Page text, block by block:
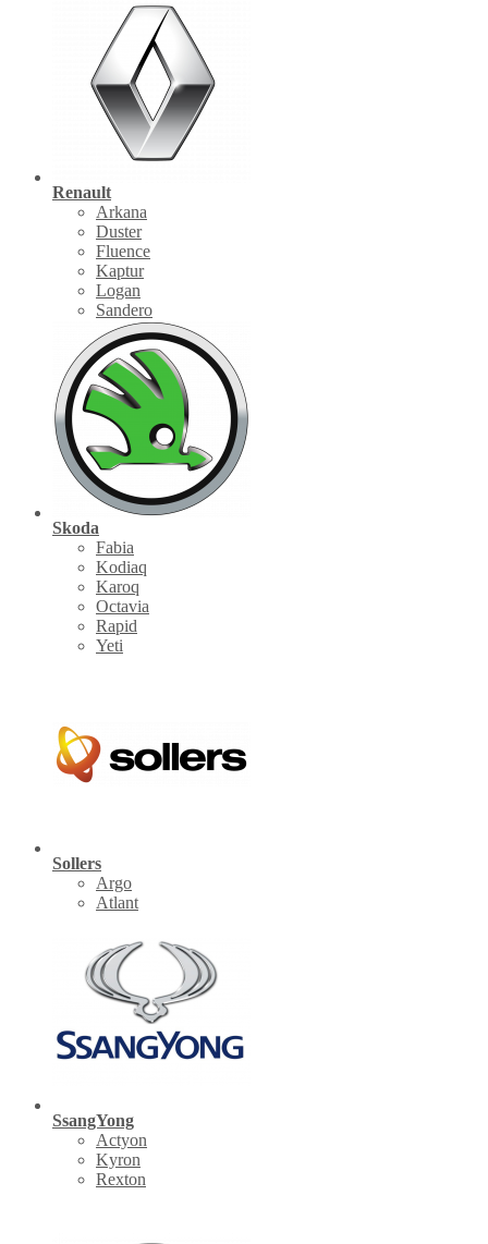
Renault
Arkana
Duster
Fluence
Kaptur
Logan
Sandero
Skoda
Fabia
Kodiaq
Karoq
Octavia
Rapid
Yeti
Sollers
Argo
Atlant
SsangYong
Actyon
Kyron
Rexton